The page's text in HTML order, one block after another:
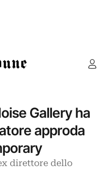
Gallery ha
approda
direttore dello